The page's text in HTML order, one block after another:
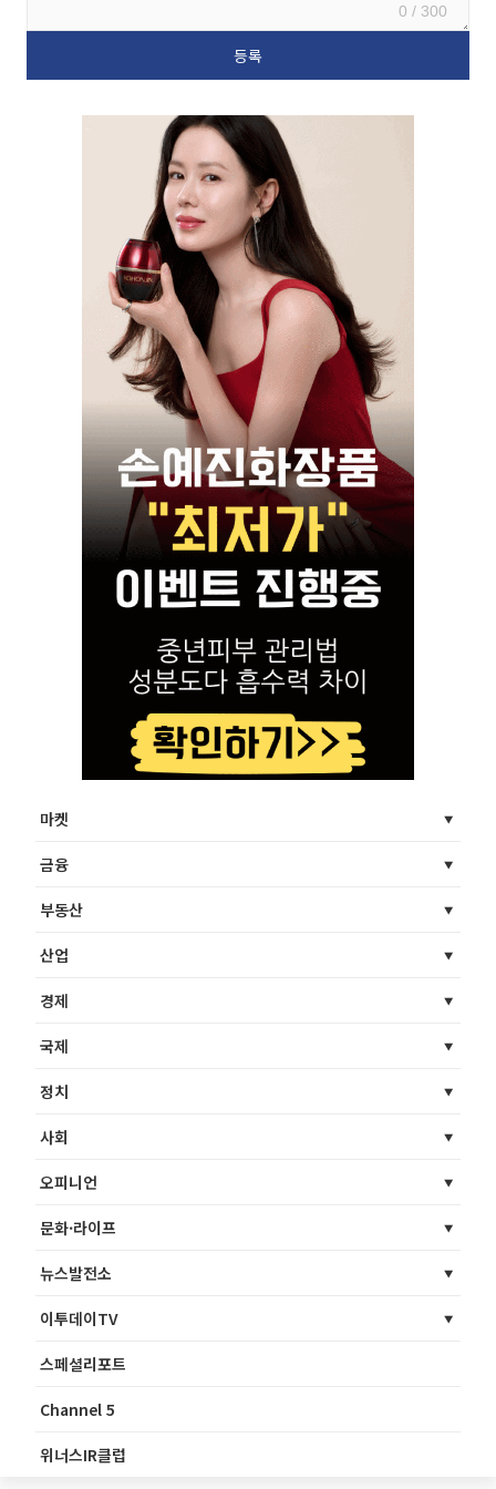
0 / 300
마켓
금융
부동산
산업
경제
국제
정치
사회
오피니언
문화·라이프
뉴스발전소
이투데이TV
스페셜리포트
Channel 5
위너스IR클럽